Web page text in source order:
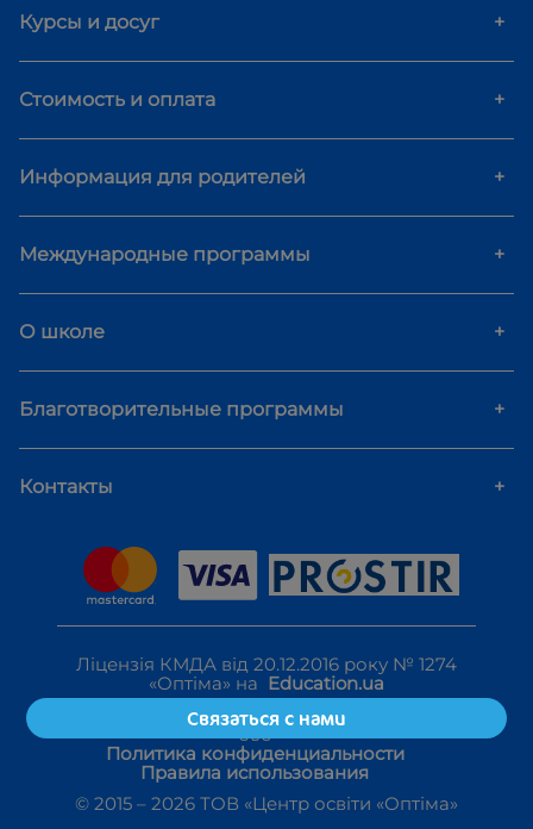
Курсы и досуг +
Стоимость и оплата +
Информация для родителей +
Международные программы +
О школе +
Благотворительные программы +
Контакты +
Ліцензія КМДА від 20.12.2016 року № 1274
«Оптіма» на Education.ua
Политика конфиденциальности
Правила использования
© 2015 – 2026 ТОВ «Центр освіти «Оптіма»
Связаться с нами